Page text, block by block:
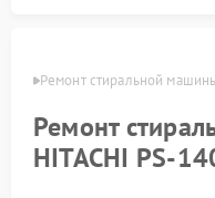
Ремонт стиральной
Ремонт
HITACHI PS-